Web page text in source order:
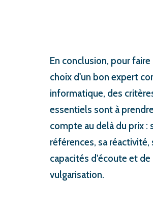
En conclusion, pour faire
choix d'un bon expert
informatique, des
essentiels sont à
compte au delà du prix :
références, sa réactivité,
capacités d'écoute et de
vulgarisation.